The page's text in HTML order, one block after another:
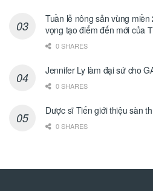
Tuần lễ nông sản vùng
vọng tạo điểm đến mới của
0 SHARES
Jennifer Ly làm đại sứ cho
0 SHARES
Dược sĩ Tiến giới thiệu sàn
0 SHARES